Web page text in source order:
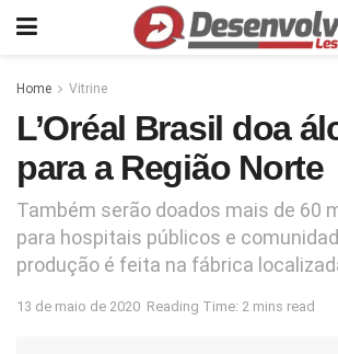
Home Vitrine
L’Oréal Brasil doa
para a Região Norte
Também serão doados mais de 60
para hospitais públicos e
produção é feita na fábrica
13 de maio de 2020 Reading Time: 2 mins read